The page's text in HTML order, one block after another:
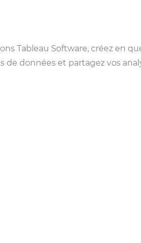
Tableau Software, créez en
données et partagez vos